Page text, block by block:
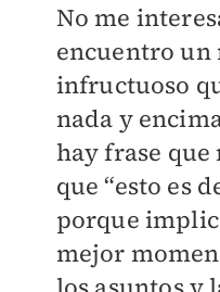
No me
encuentro
infructuoso
nada y
hay frase que
que “esto es
porque
mejor